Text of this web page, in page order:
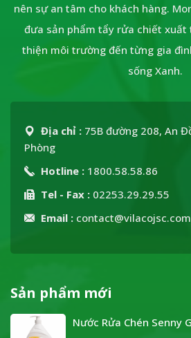
nên sự an tâm cho khách hàng.
đưa sản phẩm tẩy rửa chiết xuất
thiện môi trường đến từng gia
sống Xanh.
Địa chỉ : 75B đường 208, An
Phòng
Hotline : 1800.58.58.86
Tel - Fax : 02253.29.29.55
Email : contact@vilacojsc.com
Sản phẩm mới
Nước Rửa Chén Senny